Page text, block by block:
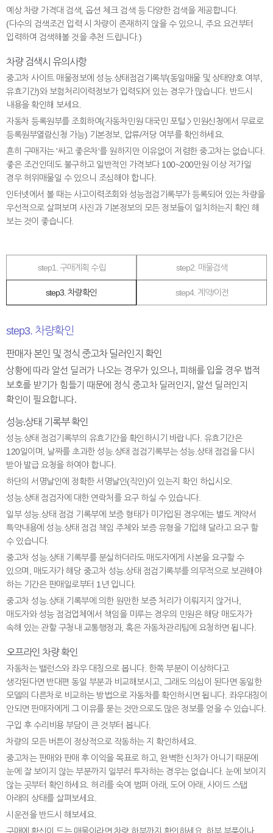
예상 차량 가격대 검색, 옵션 체크 검색 등 다양한 검색을 제공합니다.
(다수의 검색조건 입력 시 차량이 존재하지 않을 수 있으니, 주요 요건부터
입력하여 검색해볼 것을 추천 드립니다.)
차량 검색시 유의사항
중고차 사이트 매물정보에 성능.상태점검기록부(동일매물 및 상태양호 여부,
유효기간)와 보험처리이력정보가 입력되어 있는 경우가 많습니다. 반드시
내용을 확인해 보세요.
자동차 등록원부를 조회하여(자동차민원 대국민 포털＞민원신청에서 무료로
등록원부열람신청 가능) 기본정보, 압류/저당 여부를 확인하세요.
흔히 구매자는 '싸고 좋은차'를 원하지만 이유없이 저렴한 중고차는 없습니다.
좋은 조건인데도 불구하고 일반적인 가격보다 100~200만원 이상 저가일
경우 허위매물일 수 있으니 조심해야 합니다.
인터넷에서 볼 때는 사고이력조회와 성능점검기록부가 등록되어 있는 차량을
우선적으로 살펴보며 사진과 기본정보의 모든 정보들이 일치하는지 확인 해
보는 것이 좋습니다.
step1. 구매계획 수립 step2. 매물검색
step3. 차량확인 step4. 계약/이전
step3. 차량확인
판매자 본인 및 정식 중고차 딜러인지 확인
상황에 따라 알선 딜러가 나오는 경우가 있으나, 피해를 입을 경우 법적
보호를 받기가 힘들기 때문에 정식 중고차 딜러인지, 알선 딜러인지
확인이 필요합니다.
성능.상태 기록부 확인
성능.상태 점검기록부의 유효기간을 확인하시기 바랍니다. 유효기간은
120일이며, 날짜를 초과한 성능.상태 점검기록부는 성능.상태 점검을 다시
받아 발급 요청을 하여야 합니다.
하단의 서명날인에 정확한 서명날인(직인)이 있는지 확인 하십시오.
성능.상태 점검자에 대한 연락처를 요구 하실 수 있습니다.
일부 성능.상태 점검 기록부에 보증 형태가 미가입된 경우에는 별도 계약서
특약내용에 성능.상태 점검 책임 주체와 보증 유형을 기입해 달라고 요구 할
수 있습니다.
중고차 성능.상태 기록부를 분실하더라도 매도자에게 사본을 요구할 수
있으며, 매도자가 해당 중고차 성능.상태 점검기록부를 의무적으로 보관해야
하는 기간은 판매일로부터 1년 입니다.
중고차 성능.상태 기록부에 의한 원만한 보증 처리가 이뤄지지 않거나,
매도자와 성능 점검업체에서 책임을 미루는 경우의 민원은 해당 매도자가
속해 있는 관할 구청내 교통행정과, 혹은 자동차관리팀에 요청하면 됩니다.
오프라인 차량 확인
자동차는 밸런스와 좌우 대칭으로 봅니다. 한쪽 부분이 이상하다고
생각된다면 반대편 동일 부분과 비교해보시고, 그래도 의심이 된다면 동일한
모델의 다른차로 비교하는 방법으로 자동차를 확인하시면 됩니다. 좌우대칭이
안되면 판매자에게 그 이유를 묻는 것만으로도 많은 정보를 얻을 수 있습니다.
구입 후 수리비용 부담이 큰 것부터 봅니다.
차량의 모든 버튼이 정상적으로 작동하는 지 확인하세요.
중고차는 판매와 판매 후 이익을 목표로 하고, 완벽한 신차가 아니기 때문에
눈에 잘 보이지 않는 부분까지 일부러 투자하는 경우는 없습니다. 눈에 보이지
않는 곳부터 확인하세요. 허리를 숙여 범퍼 아래, 도어 아래, 사이드 스탭
아래의 상태를 살펴보세요.
시운전을 반드시 해보세요.